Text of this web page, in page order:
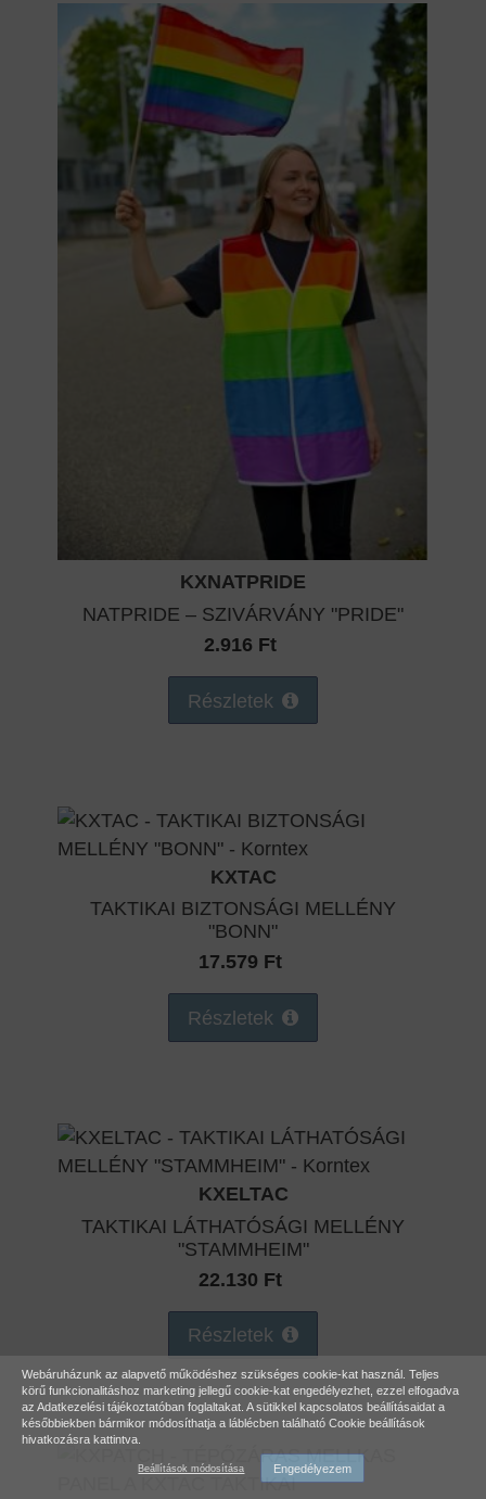
Webáruházunk az alapvető működéshez szükséges cookie-kat használ. Teljes
körű funkcionalitáshoz marketing jellegű cookie-kat engedélyezhet, ezzel elfogadva
az Adatkezelési tájékoztatóban foglaltakat. A sütikkel kapcsolatos beállításaidat a
későbbiekben bármikor módosíthatja a láblécben található Cookie beállítások
hivatkozásra kattintva.
Beállítások módosítása Engedélyezem
KXNATPRIDE
NATPRIDE – SZIVÁRVÁNY "PRIDE"
2.916 Ft
Részletek
KXTAC
TAKTIKAI BIZTONSÁGI MELLÉNY
"BONN"
17.579 Ft
Részletek
KXELTAC
TAKTIKAI LÁTHATÓSÁGI MELLÉNY
"STAMMHEIM"
22.130 Ft
Részletek